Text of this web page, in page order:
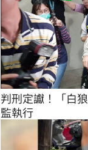
判刑定讞！「白
監執行